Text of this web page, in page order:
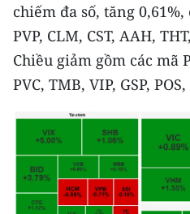
VỀ BÁO NHÂN DÂN
THỜI NAY
NHÂN DÂN CUỐI TUẦN
NHÂN DÂN HẰNG THÁNG
MUA BÁO
ĐỌC BÁO IN
chiếm đa số, tăng
PVP, CLM, CST, AAH,
Chiều giảm gồm các mã
PVC, TMB, VIP, GSP,